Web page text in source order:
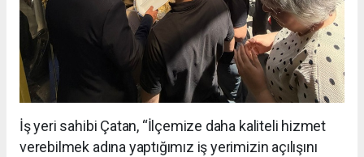
İş yeri sahibi Çatan, “İlçemize daha kaliteli hizmet
verebilmek adına yaptığımız iş yerimizin açılışını